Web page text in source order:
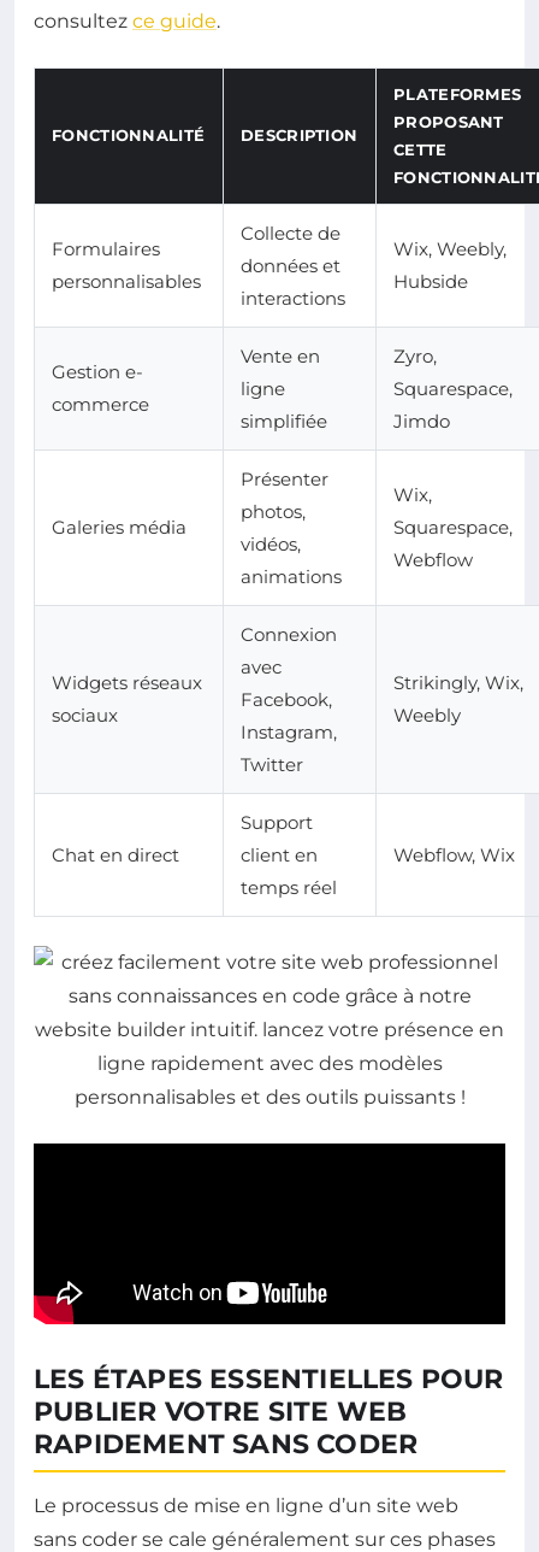
consultez ce guide.
FONCTIONNALITÉ DESCRIPTION
PLATEFORMES
PROPOSANT
CETTE
Formulaires
personnalisables
Collecte de
données et
interactions
Wix, Weebly,
Hubside
Gestion e-
commerce
Vente en
ligne
simplifiée
Zyro,
Squarespace,
Jimdo
Galeries média
Présenter
photos,
vidéos,
animations
Wix,
Squarespace,
Webflow
Widgets réseaux
sociaux
Connexion
avec
Facebook,
Instagram,
Twitter
Strikingly, Wix,
Weebly
Chat en direct
Support
client en
temps réel
Webflow, Wix
LES ÉTAPES ESSENTIELLES POUR
PUBLIER VOTRE SITE WEB
RAPIDEMENT SANS CODER
Le processus de mise en ligne d’un site web
sans coder se cale généralement sur ces phases